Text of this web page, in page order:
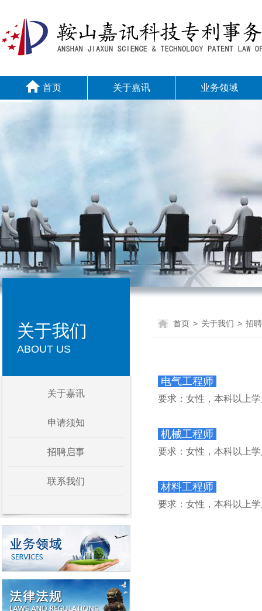
首页 关于嘉讯 业务领域
关于我们
ABOUT US
关于嘉讯
申请须知
招聘启事
联系我们
首页 > 关于我们 > 招
电气工程师
要求：女性，本科以上
机械工程师
要求：女性，本科以上
材料工程师
要求：女性，本科以上